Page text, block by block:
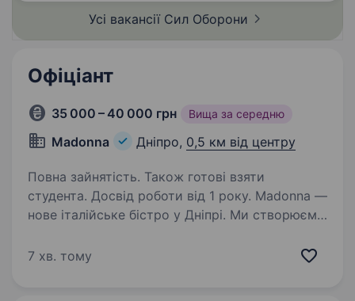
та побратимстві, є джерелом сили
й натхнення для…Усі вакансії Сил Оборони
Офіціант
35 000 – 40 000 грн Вища за середню
Madonna Дніпро, 0,5 км від центру
Повна зайнятість. Також готові взяти
студента. Досвід роботи від 1 року. Madonna —
нове італійське бістро у Дніпрі. Ми створюємо
повечеряти, а добре провести час: із живими
7 хв. тому